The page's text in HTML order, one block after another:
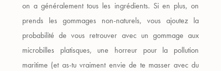
on a généralement tous les ingrédients. Si en plus, on
prends les gommages non-naturels, vous ajoutez la
probabilité de vous retrouver avec un gommage aux
microbilles platisques, une horreur pour la pollution
maritime (et as-tu vraiment envie de te masser avec du